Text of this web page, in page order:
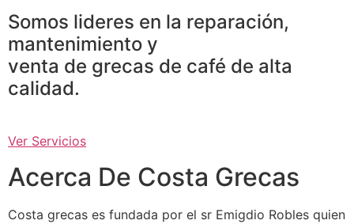
Somos lideres en la reparación,
mantenimiento y
venta de grecas de café de alta
calidad.
Ver Servicios
Acerca De Costa Grecas
Costa grecas es fundada por el sr Emigdio Robles quien